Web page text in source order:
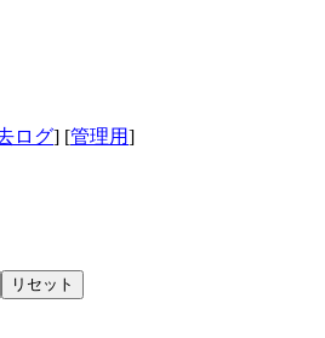
ログ] [管理用]